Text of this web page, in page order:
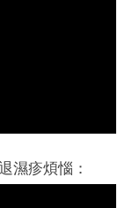
濕疹煩惱：